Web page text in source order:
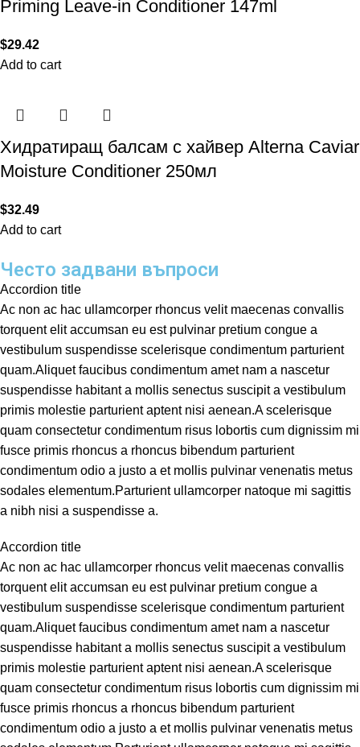
Priming Leave-in Conditioner 147ml
$29.42
Add to cart
Хидратиращ балсам с хайвер Alterna Caviar
Moisture Conditioner 250мл
$32.49
Add to cart
Често задвани въпроси
Accordion title
Ac non ac hac ullamcorper rhoncus velit maecenas convallis
torquent elit accumsan eu est pulvinar pretium congue a
vestibulum suspendisse scelerisque condimentum parturient
quam.Aliquet faucibus condimentum amet nam a nascetur
suspendisse habitant a mollis senectus suscipit a vestibulum
primis molestie parturient aptent nisi aenean.A scelerisque
quam consectetur condimentum risus lobortis cum dignissim mi
fusce primis rhoncus a rhoncus bibendum parturient
condimentum odio a justo a et mollis pulvinar venenatis metus
sodales elementum.Parturient ullamcorper natoque mi sagittis
a nibh nisi a suspendisse a.
Accordion title
Ac non ac hac ullamcorper rhoncus velit maecenas convallis
torquent elit accumsan eu est pulvinar pretium congue a
vestibulum suspendisse scelerisque condimentum parturient
quam.Aliquet faucibus condimentum amet nam a nascetur
suspendisse habitant a mollis senectus suscipit a vestibulum
primis molestie parturient aptent nisi aenean.A scelerisque
quam consectetur condimentum risus lobortis cum dignissim mi
fusce primis rhoncus a rhoncus bibendum parturient
condimentum odio a justo a et mollis pulvinar venenatis metus